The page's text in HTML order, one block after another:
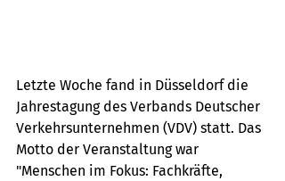
Letzte Woche fand in Düsseldorf die
Jahrestagung des Verbands Deutscher
Verkehrsunternehmen (VDV) statt. Das
Motto der Veranstaltung war
"Menschen im Fokus: Fachkräfte,